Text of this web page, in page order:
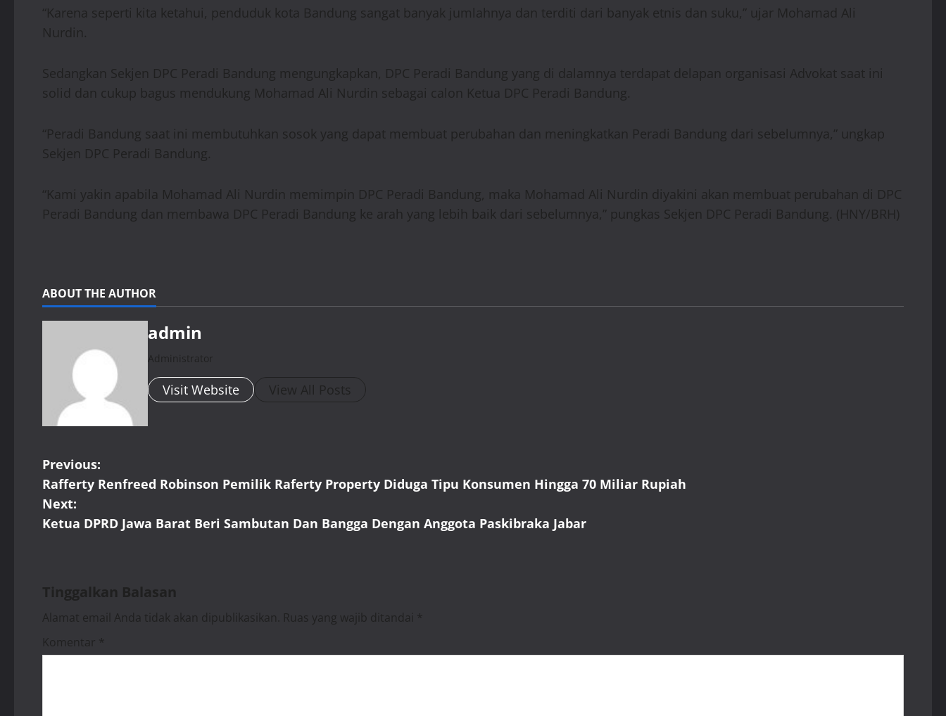
“Karena seperti kita ketahui, penduduk kota Bandung sangat banyak jumlahnya dan terditi dari banyak etnis dan suku,” ujar Mohamad Ali
Nurdin.
Sedangkan Sekjen DPC Peradi Bandung mengungkapkan, DPC Peradi Bandung yang di dalamnya terdapat delapan organisasi Advokat saat ini
solid dan cukup bagus mendukung Mohamad Ali Nurdin sebagai calon Ketua DPC Peradi Bandung.
“Peradi Bandung saat ini membutuhkan sosok yang dapat membuat perubahan dan meningkatkan Peradi Bandung dari sebelumnya,” ungkap
Sekjen DPC Peradi Bandung.
“Kami yakin apabila Mohamad Ali Nurdin memimpin DPC Peradi Bandung, maka Mohamad Ali Nurdin diyakini akan membuat perubahan di DPC
Peradi Bandung dan membawa DPC Peradi Bandung ke arah yang lebih baik dari sebelumnya,” pungkas Sekjen DPC Peradi Bandung. (HNY/BRH)
ABOUT THE AUTHOR
admin
Administrator
Visit Website View All Posts
P
o
s
n
a
v
Previous:
Rafferty Renfreed Robinson Pemilik Raferty Property Diduga Tipu Konsumen Hingga 70 Miliar Rupiah
Next:
Ketua DPRD Jawa Barat Beri Sambutan Dan Bangga Dengan Anggota Paskibraka Jabar
Tinggalkan Balasan
Alamat email Anda tidak akan dipublikasikan. Ruas yang wajib ditandai
*
Komentar *